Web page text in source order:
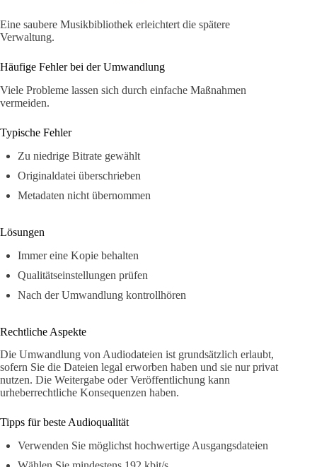
Eine saubere Musikbibliothek erleichtert die spätere
Verwaltung.
Häufige Fehler bei der Umwandlung
Viele Probleme lassen sich durch einfache Maßnahmen
vermeiden.
Typische Fehler
Zu niedrige Bitrate gewählt
Originaldatei überschrieben
Metadaten nicht übernommen
Lösungen
Immer eine Kopie behalten
Qualitätseinstellungen prüfen
Nach der Umwandlung kontrollhören
Rechtliche Aspekte
Die Umwandlung von Audiodateien ist grundsätzlich erlaubt,
sofern Sie die Dateien legal erworben haben und sie nur privat
nutzen. Die Weitergabe oder Veröffentlichung kann
urheberrechtliche Konsequenzen haben.
Tipps für beste Audioqualität
Verwenden Sie möglichst hochwertige Ausgangsdateien